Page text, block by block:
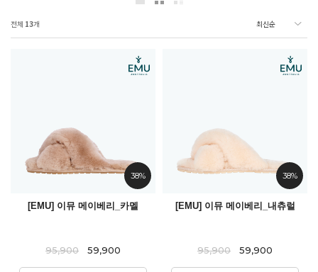
전체 13개
38%
[EMU] 이뮤 메이베리_카멜
95,900 59,900
38%
[EMU] 이뮤 메이베리_내츄럴
95,900 59,900